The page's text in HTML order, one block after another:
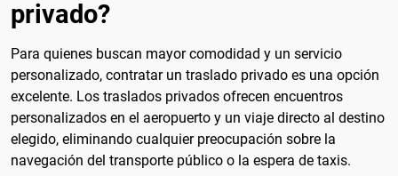
privado?
Para quienes buscan mayor comodidad y un servicio
personalizado, contratar un traslado privado es una opción
excelente. Los traslados privados ofrecen encuentros
personalizados en el aeropuerto y un viaje directo al destino
elegido, eliminando cualquier preocupación sobre la
navegación del transporte público o la espera de taxis.